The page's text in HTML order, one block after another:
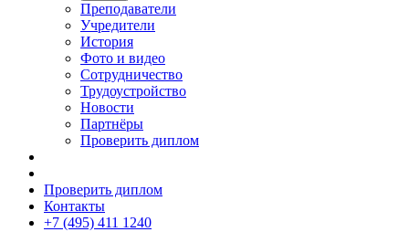
Преподаватели
Учредители
История
Фото и видео
Сотрудничество
Трудоустройство
Новости
Партнёры
Проверить диплом
Проверить диплом
Контакты
+7 (495) 411 1240